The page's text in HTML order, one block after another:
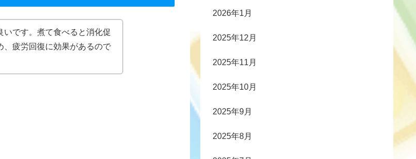
です。煮て食べると消化促
、疲労回復に効果があるので
2026年1月
2025年12月
2025年11月
2025年10月
2025年9月
2025年8月